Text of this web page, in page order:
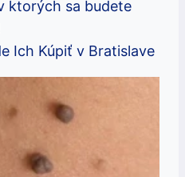
ktorých sa budete